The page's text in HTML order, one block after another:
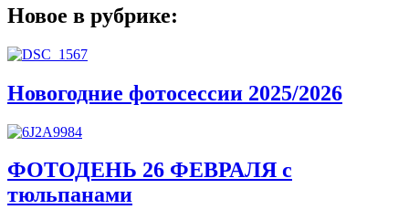
Новое в рубрике:
Новогодние фотосессии 2025/2026
ФОТОДЕНЬ 26 ФЕВРАЛЯ с
тюльпанами